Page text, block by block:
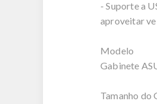
- Suporte a
aproveitar
Modelo
Gabinete
Tamanho do